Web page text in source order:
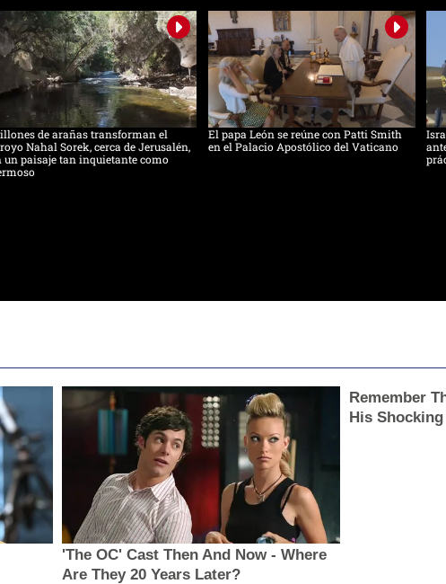
de arañas transforman el
Nahal Sorek, cerca de Jerusalén,
un paisaje tan inquietante como
El papa León se reúne con Patti Smith
en el Palacio Apostólico del Vaticano
'The OC' Cast Then And Now - Where
Are They 20 Years Later?
Remember
His